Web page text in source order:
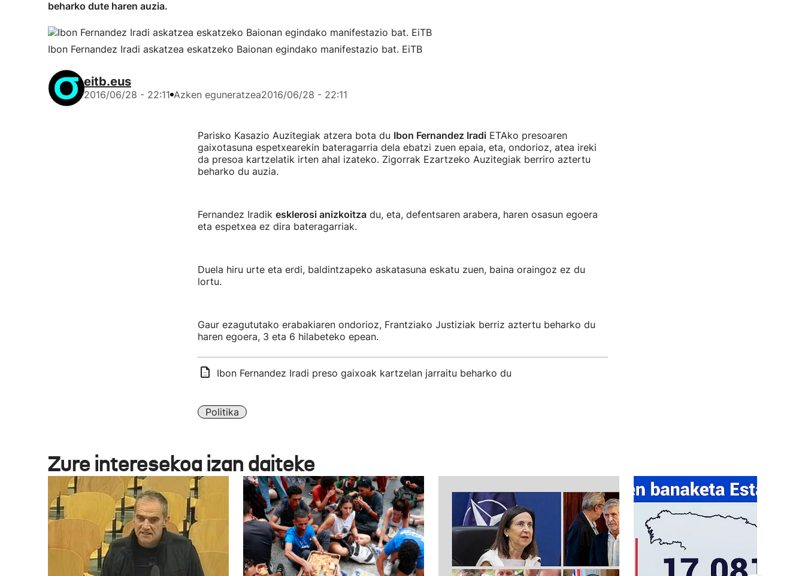
beharko dute haren auzia.
Ibon Fernandez Iradi askatzea eskatzeko Baionan egindako manifestazio bat. EiTB
eitb.eus
2016/06/28 - 22:11 Azken eguneratzea2016/06/28 - 22:11
Parisko Kasazio Auzitegiak atzera bota du Ibon Fernandez IradiETAko presoaren
gaixotasuna espetxearekin bateragarria dela ebatzi zuen epaia, eta, ondorioz, atea ireki
da presoa kartzelatik irten ahal izateko. Zigorrak Ezartzeko Auzitegiak berriro aztertu
beharko du auzia.
Fernandez Iradik esklerosi anizkoitzadu, eta, defentsaren arabera, haren osasun egoera
eta espetxea ez dira bateragarriak.
Duela hiru urte eta erdi, baldintzapeko askatasuna eskatu zuen, baina oraingoz ez du
lortu.
Gaur ezagututako erabakiaren ondorioz, Frantziako Justiziak berriz aztertu beharko du
haren egoera, 3 eta 6 hilabeteko epean.
Ibon Fernandez Iradi preso gaixoak kartzelan jarraitu beharko du
Politika
Zure interesekoa izan daiteke